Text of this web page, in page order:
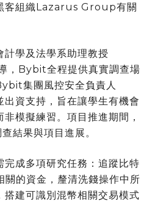
客組織Lazarus Group有關
學及法學系助理教授
，Bybit全程提供真實調查場
集團風控安全負責人
資支持，旨在讓學生有機會
模擬練習。項目推進期間，
結果與項目進展。
完成多項研究任務：追蹤比特
的資金，釐清洗錢操作中所
搭建可識別混幣相關交易模式